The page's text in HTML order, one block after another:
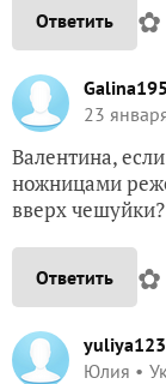
Ответить ✿
23
Валентина,
ножницами
вверх чешуйки?
Ответить ✿
yuliya123
Юлия